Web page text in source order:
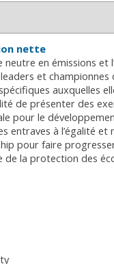
nette
en émissions et
et championnes
auxquelles
de présenter des
pour le
entraves à l’égalité et
pour faire
de la protection des